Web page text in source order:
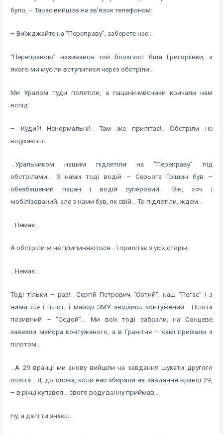
було, – Тарас вийшов на зв’язок телефоном:
– Виїжджайте на “Переправу”, заберете нас…
“Переправою” називався той блокпост біля Григоріївки, з
якого ми мусіли вступитися через обстріли…
Ми Уралом туди полетіли, а пацани-мвсники кричали нам
вслід:
– Куди?! Ненормальні!.. Там же прилітає!.. Обстріли не
вщухають!..
…Уральчиком нашим підлетіли на “Переправу” під
обстрілами… З нами тоді водій – Серьога Грішин був –
обезбашений пацан і водій суперовий… Він, хоч і
мобілізований, але з нами був, як свій… То підлетіли, ждем…
…Немає…
А обстріли ж не припиняються… І прилітає з усіх сторін…
…Немає…
Тоді тільки – раз!.. Сергій Петрович “Сотий”, наш “Пегас” і з
ними ще і пілот, і майор ЗМУ звідкись контужений… Пілота
позивний – “Сєдой”… Ми всіх тоді забрали, на Сонцеве
завезли майора контуженого, а в Гранітне – самі приїхали з
пілотом…
…А 29 вранці ми знову вийшли на завдання шукати другого
пілота… Я, до слова, коли нас збирали на завдання вранці 29,
– в річці купався… свого роду ванну приймав…
Ну, а далі ти знаєш…